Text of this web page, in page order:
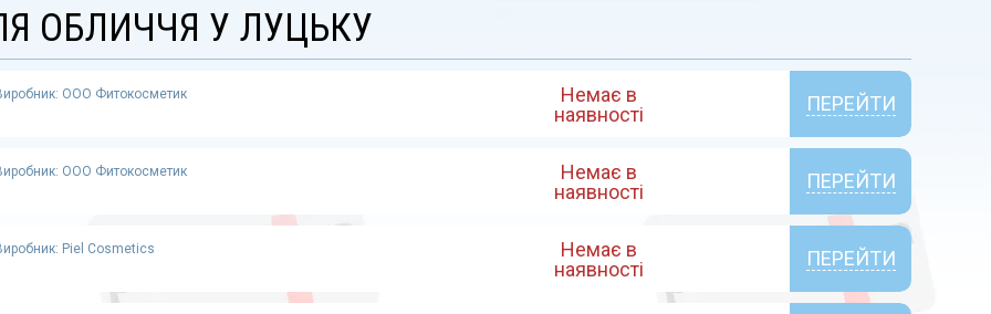
ОБЛИЧЧЯ У ЛУЦЬКУ
ООО Фитокосметик
Немає в
наявності
ПЕРЕЙТИ
ООО Фитокосметик
Немає в
наявності
ПЕРЕЙТИ
Piel Cosmetics
Немає в
наявності
ПЕРЕЙТИ